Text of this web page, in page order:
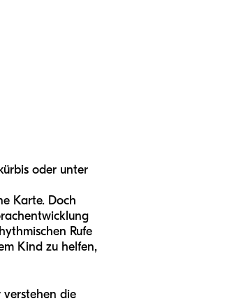
oder unter
Karte. Doch
Rufe
Kind zu helfen,
verstehen die